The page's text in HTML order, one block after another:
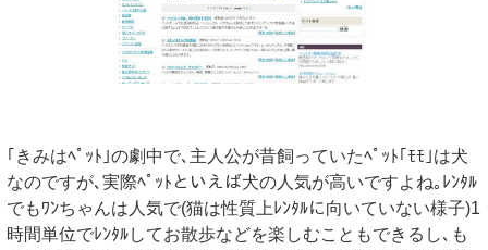
｢きみはﾍﾟｯﾄ｣の劇中で､主人公が昔飼っていたﾍﾟｯﾄ｢ﾓﾓ｣は犬
なのですが､実際ﾍﾟｯﾄといえば犬の人気が高いですよね｡ﾚﾝﾀﾙ
でもﾜﾝちゃんは人気で(猫は性質上ﾚﾝﾀﾙに向いていない様子)1
時間単位でﾚﾝﾀﾙしてお散歩などを楽しむこともできるし､も